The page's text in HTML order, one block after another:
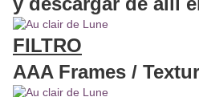
FILTRO
AAA Frames /